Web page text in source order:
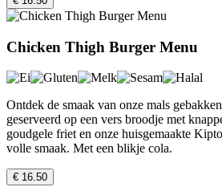
Chicken Thigh Burger Menu
Ontdek de smaak van onze mals
geserveerd op een vers broodje met
goudgele friet en onze huisgemaakte
volle smaak. Met een blikje cola.
€ 16.50